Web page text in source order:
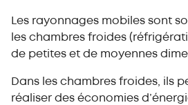
Les rayonnages mobiles sont
les chambres froides
de petites et de moyennes
Dans les chambres froides, ils
réaliser des économies